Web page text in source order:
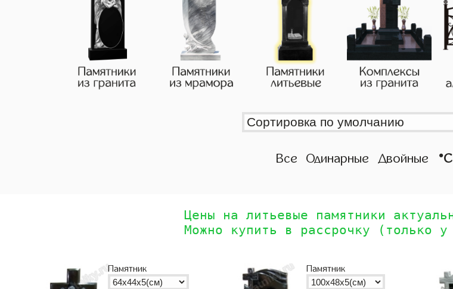
Все Одинарные Двойные •
Цены на литьевые памятники
Можно купить в рассрочку (только
Памятник Памятник